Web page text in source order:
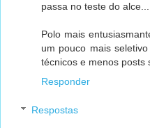
passa no teste do alce...
Polo mais
um pouco mais
técnicos e menos posts
Responder
Respostas